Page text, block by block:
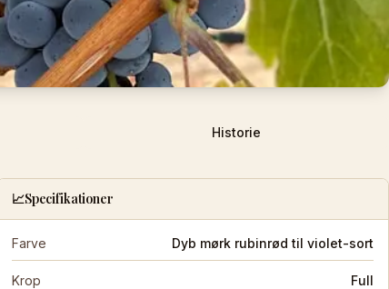
Historie
📈Specifikationer
Farve Dyb mørk rubinrød til violet-sort
Krop Full